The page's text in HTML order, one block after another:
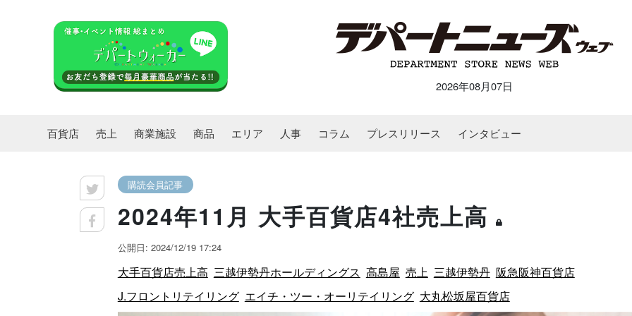
2026年08月07日
百貨店 売上 商業施設 商品 エリア 人事 コラム プレスリリース インタビュー
購読会員記事
2024年11月 大手百貨店4社売上高
公開日: 2024/12/19 17:24
大手百貨店売上高 三越伊勢丹ホールディングス 高島屋 売上 三越伊勢丹 阪急阪神百貨店
J.フロントリテイリング エイチ・ツー・オーリテイリング 大丸松坂屋百貨店